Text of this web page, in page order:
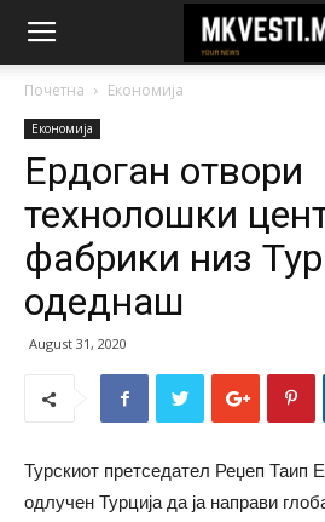
Почетна Економија
Економија
Ердоган отвори
технолошки
фабрики низ
одеднаш
August 31, 2020
Турскиот претседател Реџеп Таип
одлучен Турција да ја направи